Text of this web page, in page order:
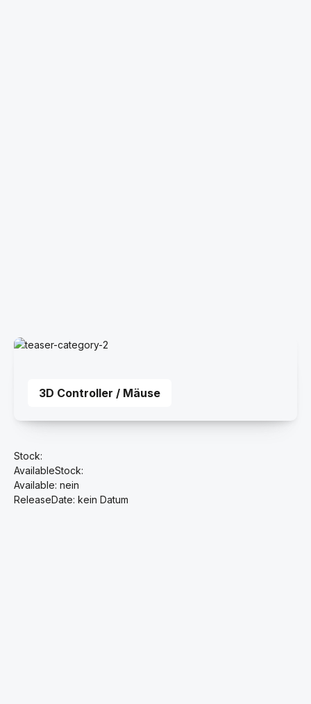
3D Controller / Mäuse
3D Controller / Mäuse
Stock:
AvailableStock:
Available: nein
ReleaseDate: kein Datum